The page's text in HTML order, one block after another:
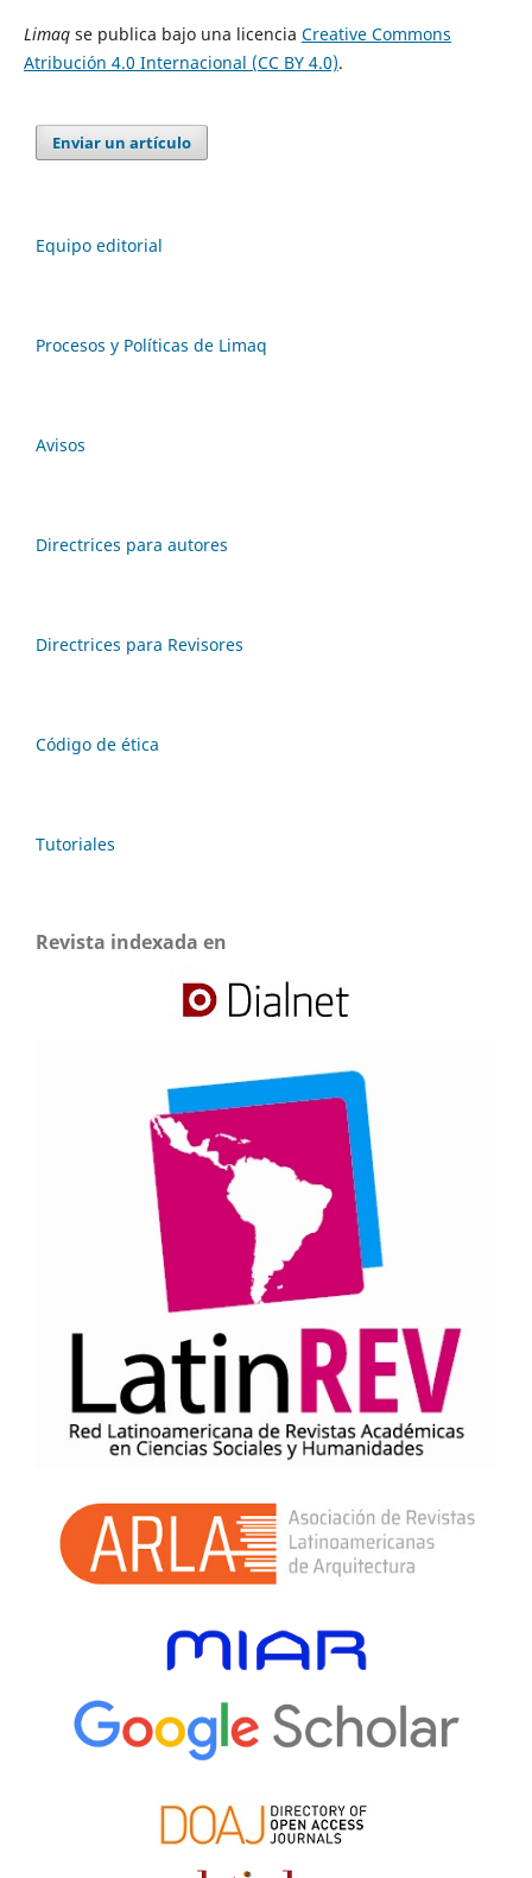
Limaq se publica bajo una licencia Creative Commons
Atribución 4.0 Internacional (CC BY 4.0).
Enviar un artículo
Equipo editorial
Procesos y Políticas de Limaq
Avisos
Directrices para autores
Directrices para Revisores
Código de ética
Tutoriales
Revista indexada en